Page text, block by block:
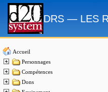
DRS — LES
Accueil
Personnages
Compétences
Dons